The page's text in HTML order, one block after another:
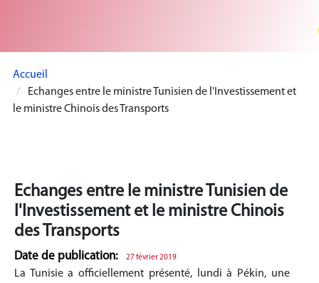
Accueil
Echanges entre le ministre Tunisien de l'Investissement et
le ministre Chinois des Transports
Echanges entre le ministre Tunisien de
l'Investissement et le ministre Chinois
des Transports
Date de publication: 27 février 2019
La Tunisie a officiellement présenté, lundi à Pékin, une